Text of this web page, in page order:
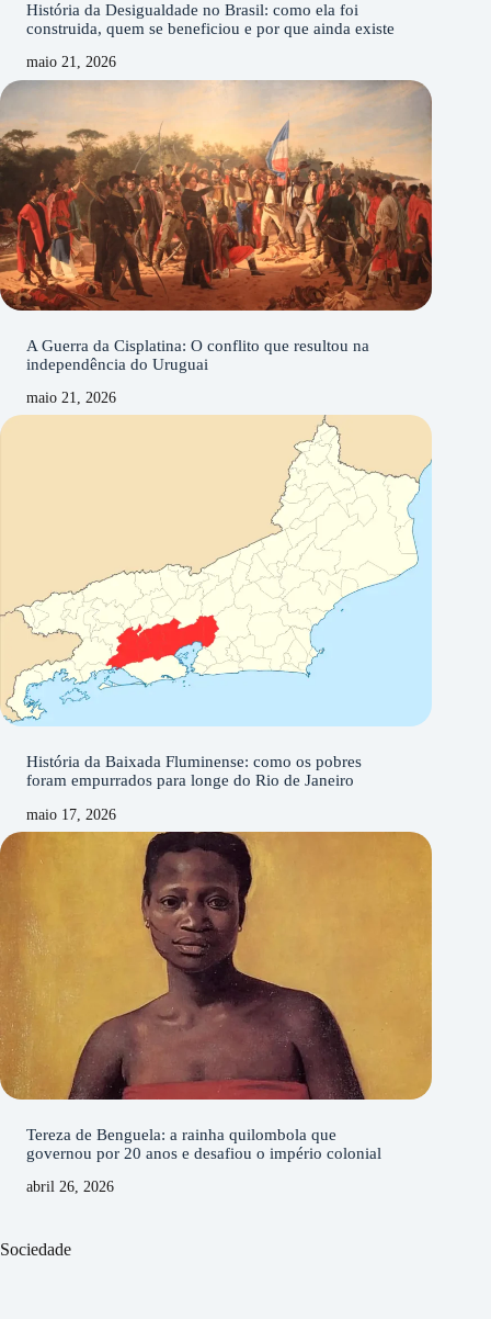
História da Desigualdade no Brasil: como ela foi
construida, quem se beneficiou e por que ainda existe
maio 21, 2026
A Guerra da Cisplatina: O conflito que resultou na
independência do Uruguai
maio 21, 2026
História da Baixada Fluminense: como os pobres
foram empurrados para longe do Rio de Janeiro
maio 17, 2026
Tereza de Benguela: a rainha quilombola que
governou por 20 anos e desafiou o império colonial
abril 26, 2026
Sociedade